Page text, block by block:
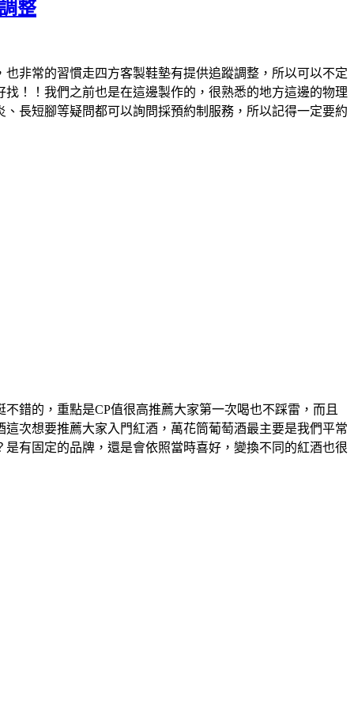
整
非常的習慣走四方客製鞋墊有提供追蹤調整，所以可以不定
！！我們之前也是在這邊製作的，很熟悉的地方這邊的物理
長短腳等疑問都可以詢問採預約制服務，所以記得一定要約
錯的，重點是CP值很高推薦大家第一次喝也不踩雷，而且
次想要推薦大家入門紅酒，萬花筒葡萄酒最主要是我們平常
有固定的品牌，還是會依照當時喜好，變換不同的紅酒也很